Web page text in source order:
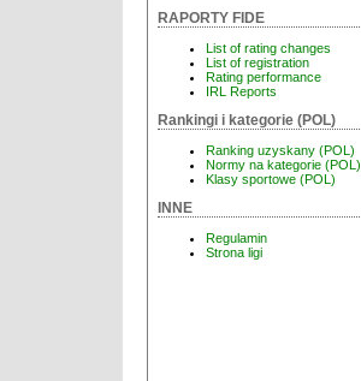
RAPORTY FIDE
List of rating changes
List of registration
Rating performance
IRL Reports
Rankingi i kategorie (POL)
Ranking uzyskany (POL)
Normy na kategorie (POL)
Klasy sportowe (POL)
INNE
Regulamin
Strona ligi